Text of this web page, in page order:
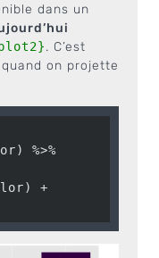
dans un
. C’est
on projette
%>%
+